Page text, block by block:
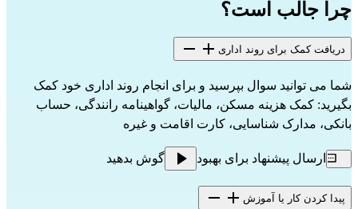
چرا جالب است؟
دریافت کمک برای روند اداری
شما می توانید سوال بپرسید و برای انجام روند اداری خود کمک
بگیرید: کمک هزینه مسکن، مالیات، گواهینامه رانندگی، حساب
بانکی، مدارک شناسایی، کارت اقامت و غیره
ارسال پیشنهاد برای بهبود گوش بدهید
پیدا کردن کار یا آموزش